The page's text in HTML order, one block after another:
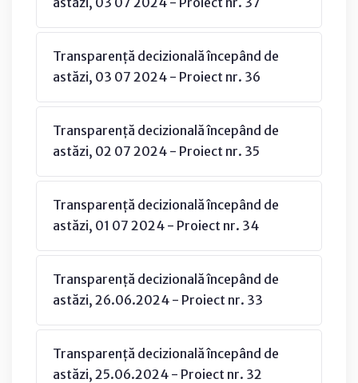
Transparență decizională începând de
astăzi, 03 07 2024 - Proiect nr. 36
Transparență decizională începând de
astăzi, 02 07 2024 - Proiect nr. 35
Transparență decizională începând de
astăzi, 01 07 2024 - Proiect nr. 34
Transparență decizională începând de
astăzi, 26.06.2024 - Proiect nr. 33
Transparență decizională începând de
astăzi, 25.06.2024 - Proiect nr. 32